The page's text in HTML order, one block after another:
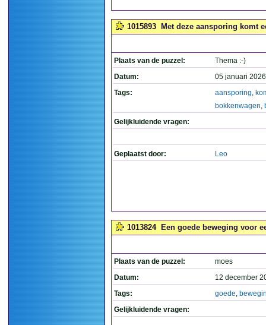
1015893 Met deze aansporing komt
Plaats van de puzzel:
Thema :-)
Datum:
05 januari
Tags:
aansporing,
bokkenwagen,
Gelijkluidende vragen:
Geplaatst door: Leo
1013824 Een goede beweging voor
Plaats van de puzzel:
moes
Datum:
12 december
Tags:
goede,
Gelijkluidende vragen: